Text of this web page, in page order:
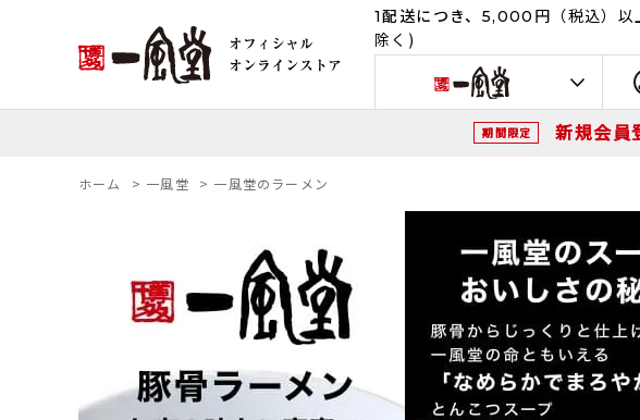
1配送につき、5,000 円（税込） 以
除く)
期間限定 新規会員
ホーム > 一風堂 > 一風堂のラーメン